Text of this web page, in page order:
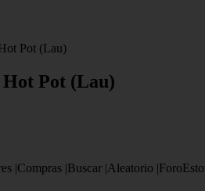
Pot (Lau)
Hot Pot (Lau)
|Compras |Buscar |Aleatorio